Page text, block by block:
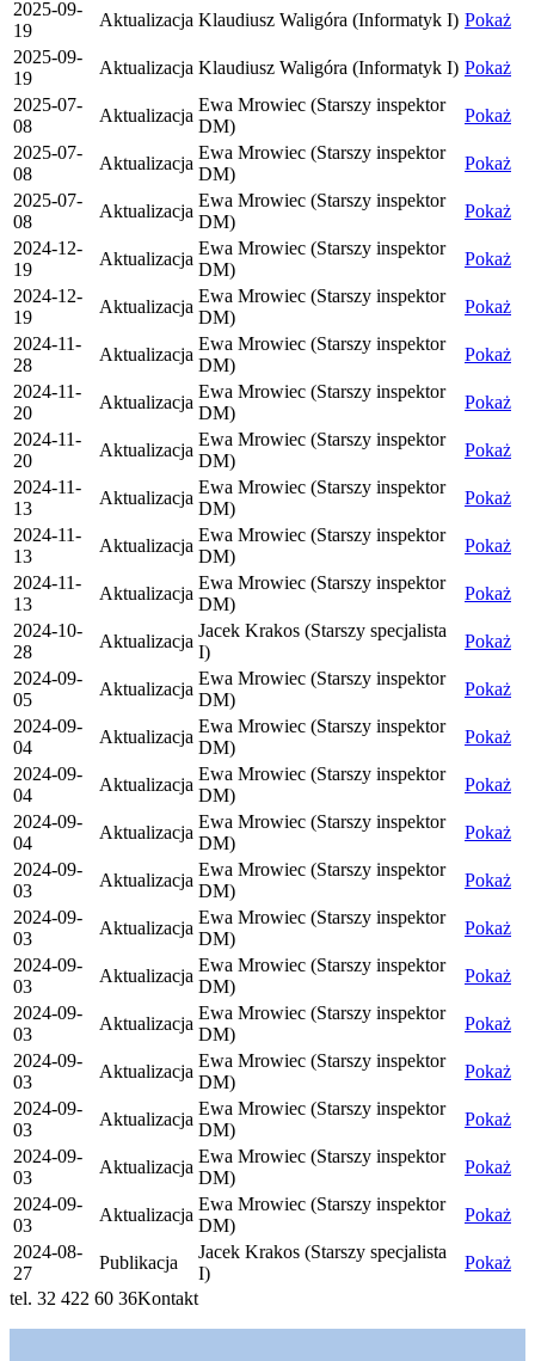
2025-09-
19
Aktualizacja Klaudiusz Waligóra (Informatyk I) Pokaż
2025-09-
19
Aktualizacja Klaudiusz Waligóra (Informatyk I) Pokaż
2025-07-
08
Aktualizacja
Ewa Mrowiec (Starszy inspektor
DM)
Pokaż
2025-07-
08
Aktualizacja
Ewa Mrowiec (Starszy inspektor
DM)
Pokaż
2025-07-
08
Aktualizacja
Ewa Mrowiec (Starszy inspektor
DM)
Pokaż
2024-12-
19
Aktualizacja
Ewa Mrowiec (Starszy inspektor
DM)
Pokaż
2024-12-
19
Aktualizacja
Ewa Mrowiec (Starszy inspektor
DM)
Pokaż
2024-11-
28
Aktualizacja
Ewa Mrowiec (Starszy inspektor
DM)
Pokaż
2024-11-
20
Aktualizacja
Ewa Mrowiec (Starszy inspektor
DM)
Pokaż
2024-11-
20
Aktualizacja
Ewa Mrowiec (Starszy inspektor
DM)
Pokaż
2024-11-
13
Aktualizacja
Ewa Mrowiec (Starszy inspektor
DM)
Pokaż
2024-11-
13
Aktualizacja
Ewa Mrowiec (Starszy inspektor
DM)
Pokaż
2024-11-
13
Aktualizacja
Ewa Mrowiec (Starszy inspektor
DM)
Pokaż
2024-10-
28
Aktualizacja
Jacek Krakos (Starszy specjalista
I)
Pokaż
2024-09-
05
Aktualizacja
Ewa Mrowiec (Starszy inspektor
DM)
Pokaż
2024-09-
04
Aktualizacja
Ewa Mrowiec (Starszy inspektor
DM)
Pokaż
2024-09-
04
Aktualizacja
Ewa Mrowiec (Starszy inspektor
DM)
Pokaż
2024-09-
04
Aktualizacja
Ewa Mrowiec (Starszy inspektor
DM)
Pokaż
2024-09-
03
Aktualizacja
Ewa Mrowiec (Starszy inspektor
DM)
Pokaż
2024-09-
03
Aktualizacja
Ewa Mrowiec (Starszy inspektor
DM)
Pokaż
2024-09-
03
Aktualizacja
Ewa Mrowiec (Starszy inspektor
DM)
Pokaż
2024-09-
03
Aktualizacja
Ewa Mrowiec (Starszy inspektor
DM)
Pokaż
2024-09-
03
Aktualizacja
Ewa Mrowiec (Starszy inspektor
DM)
Pokaż
2024-09-
03
Aktualizacja
Ewa Mrowiec (Starszy inspektor
DM)
Pokaż
2024-09-
03
Aktualizacja
Ewa Mrowiec (Starszy inspektor
DM)
Pokaż
2024-09-
03
Aktualizacja
Ewa Mrowiec (Starszy inspektor
DM)
Pokaż
2024-08-
27
Publikacja
Jacek Krakos (Starszy specjalista
I)
Pokaż
tel. 32 422 60 36Kontakt